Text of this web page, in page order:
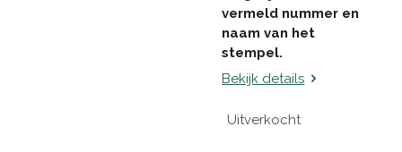
vermeld nummer en
naam van het
stempel.
Bekijk details
Uitverkocht